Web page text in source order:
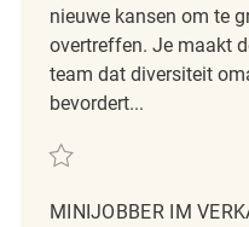
nieuwe kansen om te
overtreffen. Je maakt
team dat diversiteit
bevordert...
Redden Minijobber im
MINIJOBBER IM